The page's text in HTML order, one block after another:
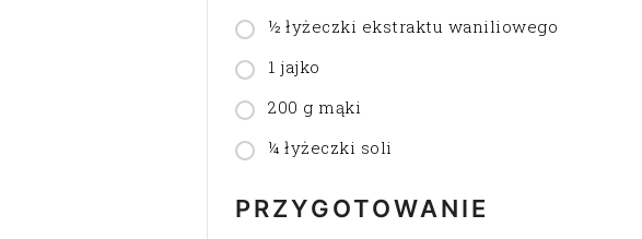
½ łyżeczki ekstraktu waniliowego
1 jajko
200 g mąki
¼ łyżeczki soli
PRZYGOTOWANIE